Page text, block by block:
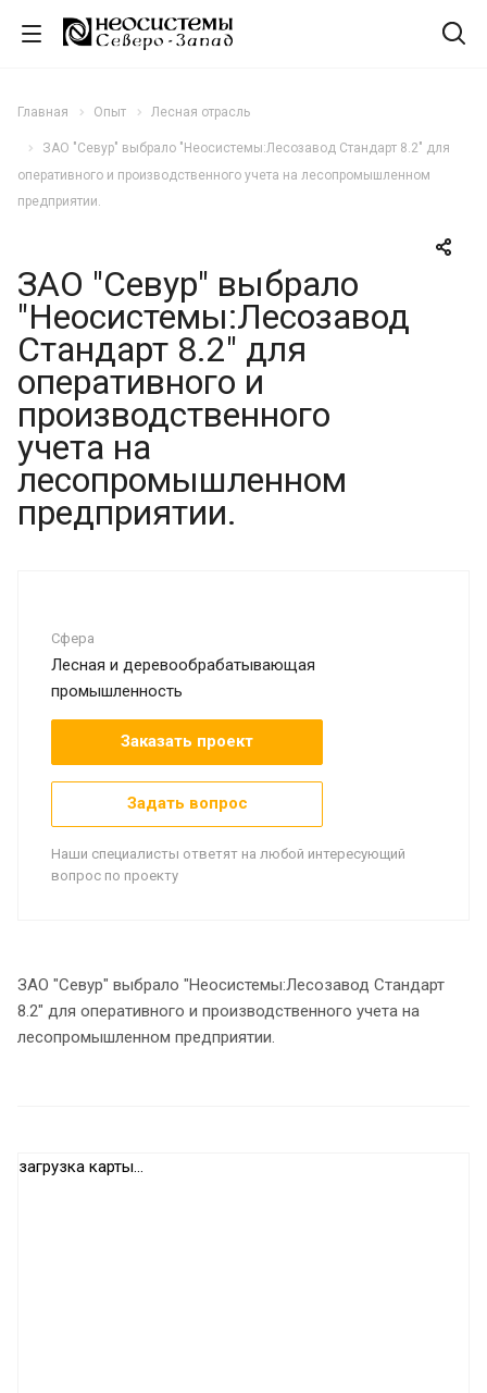
Главная Опыт Лесная отрасль
ЗАО "Севур" выбрало "Неосистемы:Лесозавод Стандарт 8.2" для
оперативного и производственного учета на лесопромышленном
предприятии.
ЗАО "Севур" выбрало
"Неосистемы:Лесозавод
Стандарт 8.2" для
оперативного и
производственного
учета на
лесопромышленном
предприятии.
Сфера
Лесная и деревообрабатывающая
промышленность
Заказать проект
Задать вопрос
Наши специалисты ответят на любой интересующий
вопрос по проекту
ЗАО "Севур" выбрало "Неосистемы:Лесозавод Стандарт
8.2" для оперативного и производственного учета на
лесопромышленном предприятии.
загрузка карты...